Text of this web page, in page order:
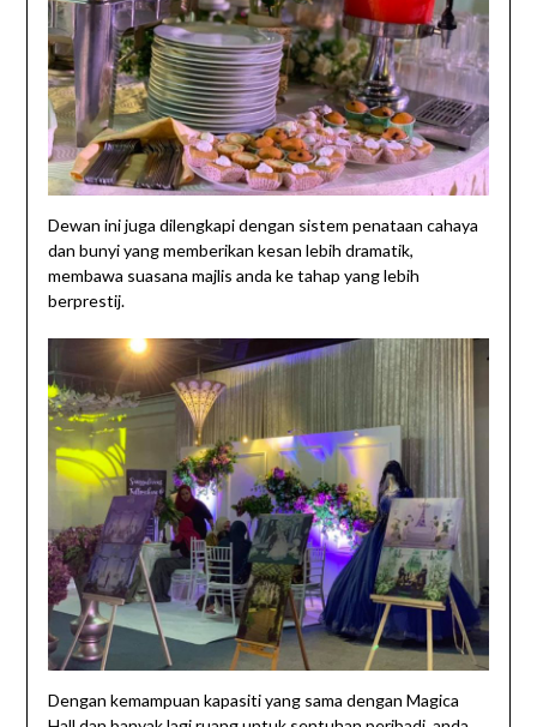
Dewan ini juga dilengkapi dengan sistem penataan cahaya
dan bunyi yang memberikan kesan lebih dramatik,
membawa suasana majlis anda ke tahap yang lebih
berprestij.
Dengan kemampuan kapasiti yang sama dengan Magica